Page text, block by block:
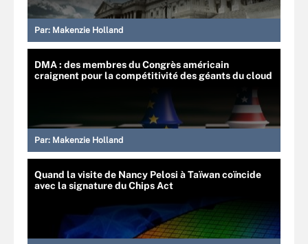
Par: Makenzie Holland
DMA : des membres du Congrès américain
craignent pour la compétitivité des géants du cloud
Par: Makenzie Holland
Quand la visite de Nancy Pelosi à Taïwan coïncide
avec la signature du Chips Act